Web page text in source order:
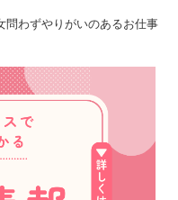
わずやりがいのあるお仕事